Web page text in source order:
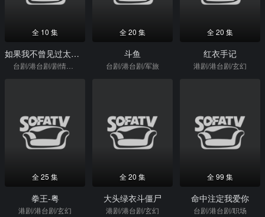
全 10 集
如果我不曾见过太阳第二季
台剧/港台剧/剧情短剧
全 20 集
斗鱼
台剧/港台剧/军旅
全 20 集
红衣手记
港剧/港台剧/玄幻
全 25 集
拳王-粤
港剧/港台剧/玄幻
全 20 集
大头绿衣斗僵尸
港剧/港台剧/玄幻
全 99 集
命中注定我爱你
台剧/港台剧/职场